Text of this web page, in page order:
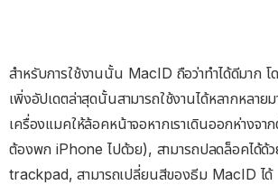
สำหรับการใช้งานนั้น MacID ถือว่าทำได้ดีมาก โ
เพิ่งอัปเดตล่าสุดนั้นสามารถใช้งานได้หลากหลาย
เครื่องแมคให้ล้อคหน้าจอหากเราเดินออกห่างจา
ต้องพก iPhone ไปด้วย), สามารถปลดล็อคได้ด้ว
trackpad, สามารถเปลี่ยนสีของธีม MacID ได้